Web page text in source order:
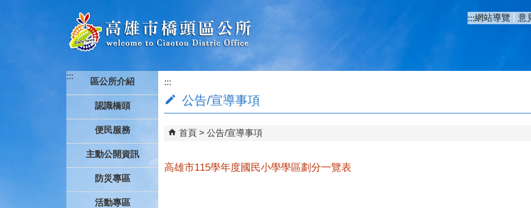
:::網站導覽 意
:::
區公所介紹
認識橋頭
便民服務
主動公開資訊
防災專區
活動專區
:::
公告/宣導事項
首頁 公告/宣導事項
高雄市115學年度國民小學學區劃分一覽表